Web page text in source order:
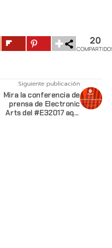
20
Siguiente publicación
Mira la conferencia de
prensa de Electronic
Arts del #E32017 aquí